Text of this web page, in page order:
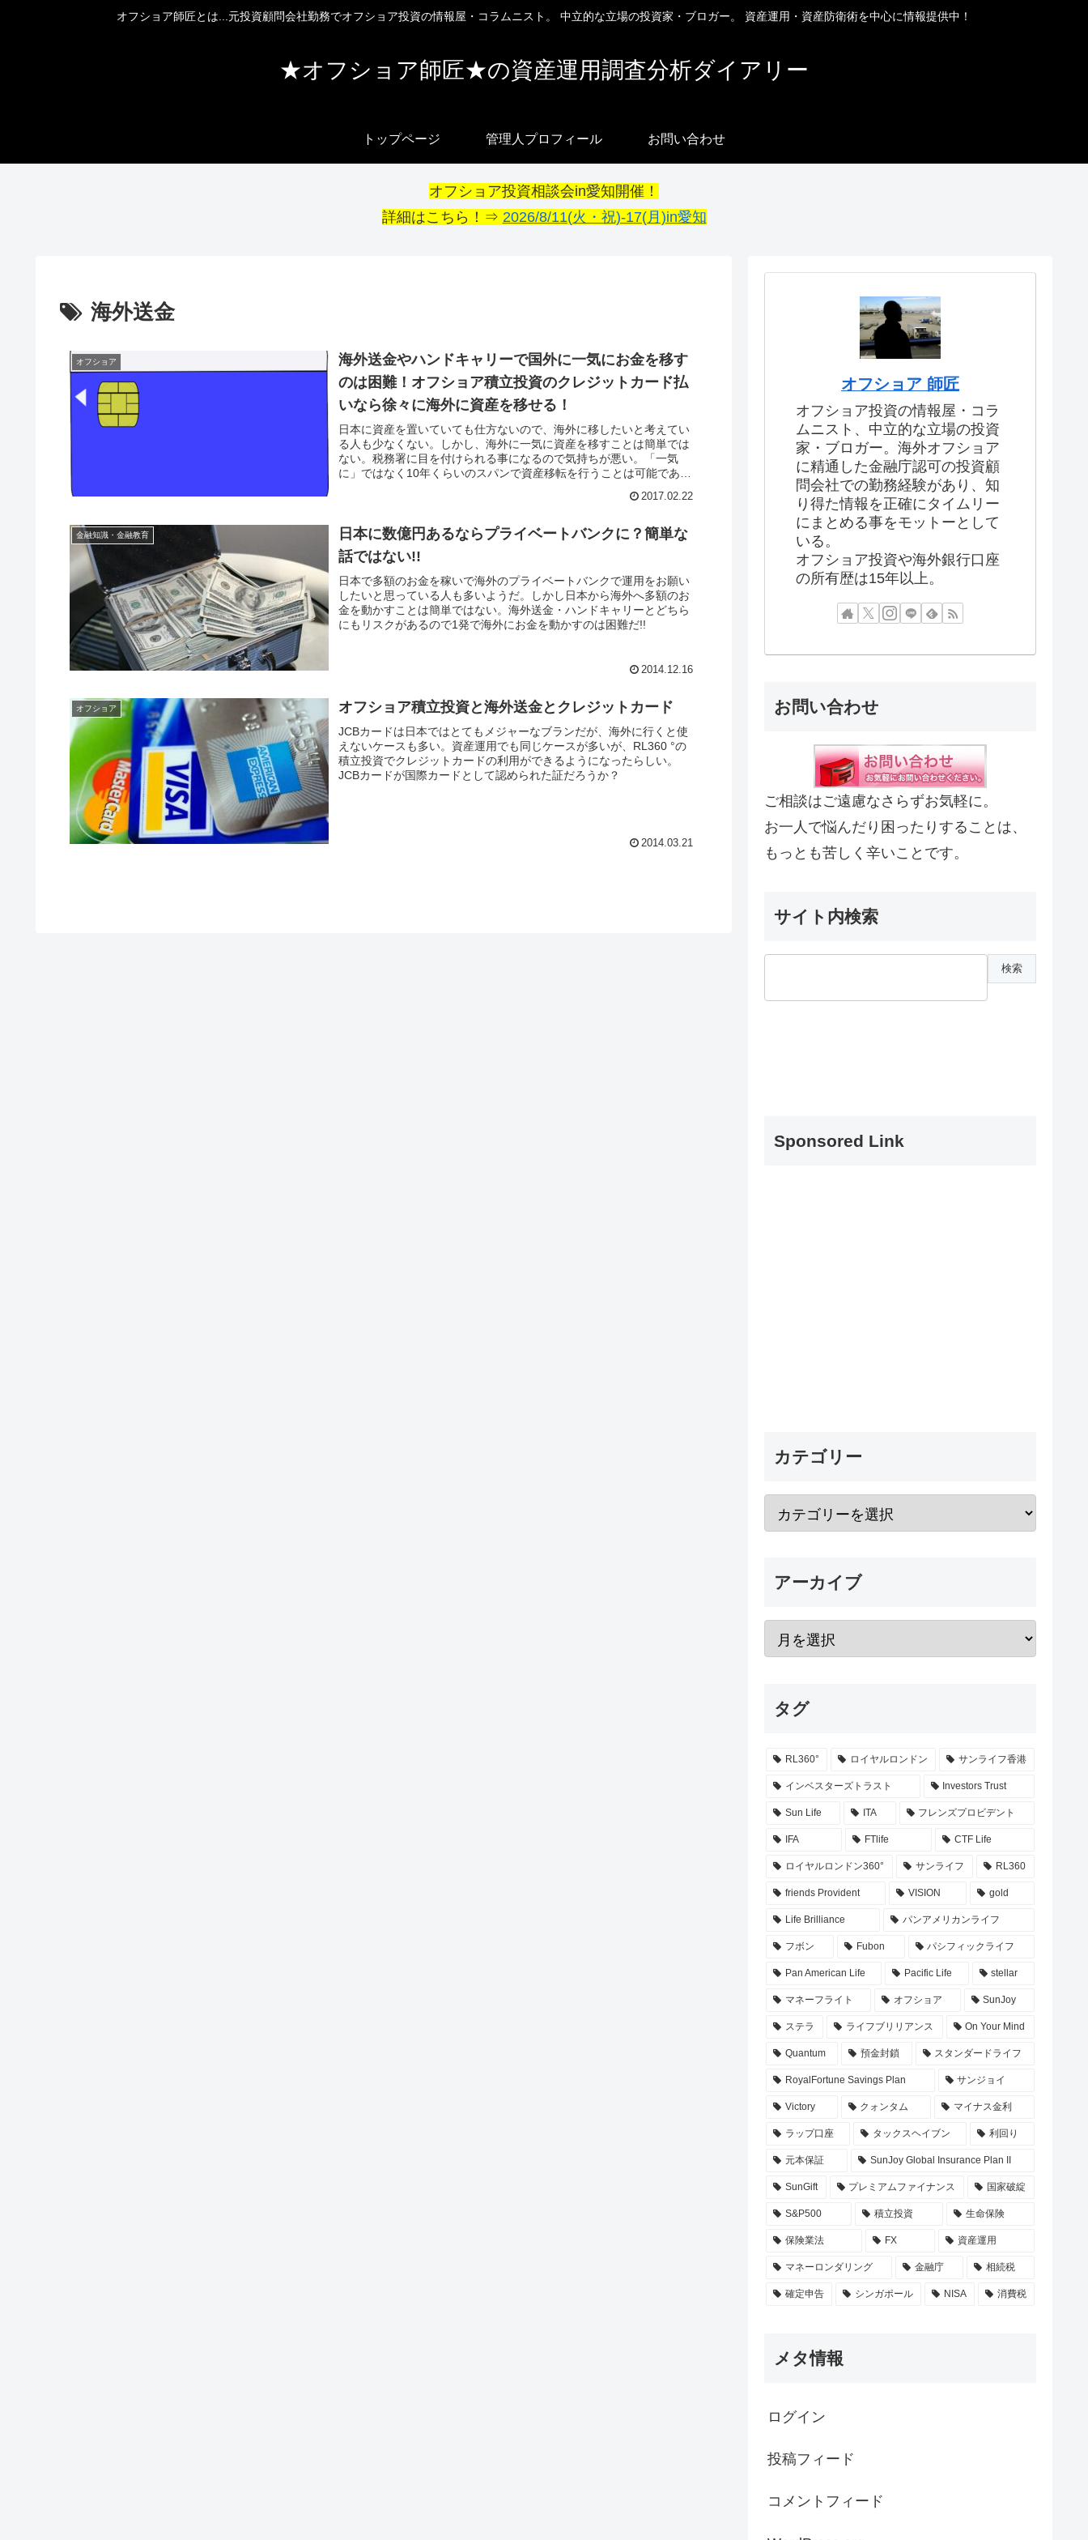
オフショア師匠とは...元投資顧問会社勤務でオフショア投資の情報屋・コラムニスト。 中立的な立場の投資家・ブロガー。 資産運用・資産防衛術を中心に情報提供中！
★オフショア師匠★の資産運用調査分析ダイアリー
トップページ 管理人プロフィール お問い合わせ
オフショア投資相談会in愛知開催！
詳細はこちら！⇒ 2026/8/11(火・祝)-17(月)in愛知
海外送金
オフショア
海外送金やハンドキャリーで国外に一気にお金を移す
のは困難！オフショア積立投資のクレジットカード払
いなら徐々に海外に資産を移せる！
日本に資産を置いていても仕方ないので、海外に移したいと考えてい
る人も少なくない。しかし、海外に一気に資産を移すことは簡単では
ない。税務署に目を付けられる事になるので気持ちが悪い。「一気
に」ではなく10年くらいのスパンで資産移転を行うことは可能であ
2017.02.22
金融知識・金融教育
日本に数億円あるならプライベートバンクに？簡単な
話ではない!!
日本で多額のお金を稼いで海外のプライベートバンクで運用をお願い
したいと思っている人も多いようだ。しかし日本から海外へ多額のお
金を動かすことは簡単ではない。海外送金・ハンドキャリーとどちら
にもリスクがあるので1発で海外にお金を動かすのは困難だ!!
2014.12.16
オフショア オフショア積立投資と海外送金とクレジットカード
JCBカードは日本ではとてもメジャーなブランだが、海外に行くと使
えないケースも多い。資産運用でも同じケースが多いが、RL360 °の
積立投資でクレジットカードの利用ができるようになったらしい。
JCBカードが国際カードとして認められた証だろうか？
2014.03.21
オフショア 師匠
オフショア投資の情報屋・コラ
ムニスト、中立的な立場の投資
家・ブロガー。海外オフショア
に精通した金融庁認可の投資顧
問会社での勤務経験があり、知
り得た情報を正確にタイムリー
にまとめる事をモットーとして
いる。
オフショア投資や海外銀行口座
の所有歴は15年以上。
お問い合わせ
ご相談はご遠慮なさらずお気軽に。
お一人で悩んだり困ったりすることは、
もっとも苦しく辛いことです。
サイト内検索
Sponsored Link
カテゴリー
アーカイブ
タグ
RL360° ロイヤルロンドン サンライフ香港
インベスターズトラスト Investors Trust
Sun Life ITA フレンズプロビデント
IFA FTlife CTF Life
ロイヤルロンドン360° サンライフ RL360
friends Provident VISION gold
Life Brilliance パンアメリカンライフ
フボン Fubon パシフィックライフ
Pan American Life Pacific Life stellar
マネーフライト オフショア SunJoy
ステラ ライフブリリアンス On Your Mind
Quantum 預金封鎖 スタンダードライフ
RoyalFortune Savings Plan サンジョイ
Victory クォンタム マイナス金利
ラップ口座 タックスヘイブン 利回り
元本保証 SunJoy Global Insurance Plan II
SunGift プレミアムファイナンス 国家破綻
S&P500 積立投資 生命保険
保険業法 FX 資産運用
マネーロンダリング 金融庁 相続税
確定申告 シンガポール NISA 消費税
メタ情報
ログイン
投稿フィード
コメントフィード